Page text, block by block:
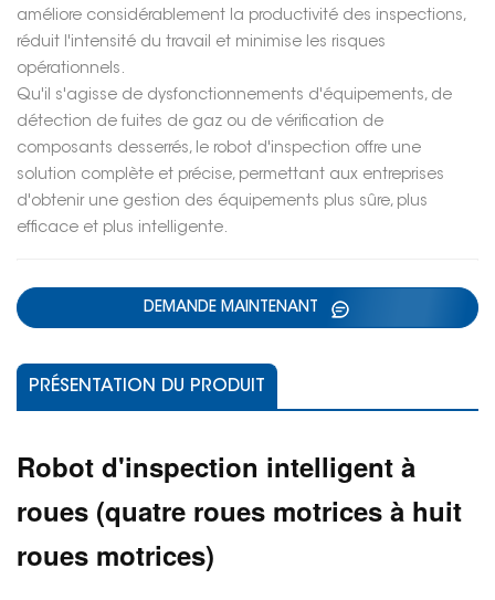
améliore considérablement la productivité des inspections,
réduit l'intensité du travail et minimise les risques
opérationnels.
Qu'il s'agisse de dysfonctionnements d'équipements, de
détection de fuites de gaz ou de vérification de
composants desserrés, le robot d'inspection offre une
solution complète et précise, permettant aux entreprises
d'obtenir une gestion des équipements plus sûre, plus
efficace et plus intelligente.
DEMANDE MAINTENANT
PRÉSENTATION DU PRODUIT
Robot d'inspection intelligent à
roues (quatre roues motrices à huit
roues motrices)